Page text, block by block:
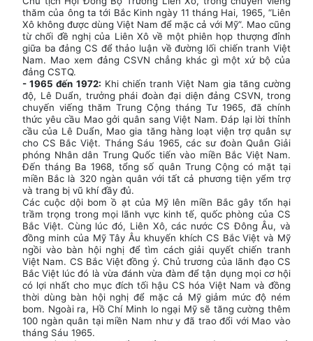
thăm của ông ta tới Bắc Kinh ngày 11 tháng Hai, 1965, “Liên
Xô không được dùng Việt Nam để mặc cả với Mỹ”. Mao cũng
từ chối đề nghị của Liên Xô về một phiên họp thượng đỉnh
giữa ba đảng CS để thảo luận về đường lối chiến tranh Việt
Nam. Mao xem đảng CSVN chẳng khác gì một xứ bộ của
đảng CSTQ.
- 1965 đến 1972: Khi chiến tranh Việt Nam gia tăng cường
độ, Lê Duẩn, trưởng phái đoàn đại diện đảng CSVN, trong
chuyến viếng thăm Trung Cộng tháng Tư 1965, đã chính
thức yêu cầu Mao gởi quân sang Việt Nam. Đáp lại lời thỉnh
cầu của Lê Duẩn, Mao gia tăng hàng loạt viện trợ quân sự
cho CS Bắc Việt. Tháng Sáu 1965, các sư đoàn Quân Giải
phóng Nhân dân Trung Quốc tiến vào miền Bắc Việt Nam.
Đến tháng Ba 1968, tổng số quân Trung Cộng có mặt tại
miền Bắc là 320 ngàn quân với tất cả phương tiện yểm trợ
và trang bị vũ khí đầy đủ.
Các cuộc dội bom ồ ạt của Mỹ lên miền Bắc gây tổn hại
trầm trọng trong mọi lãnh vực kinh tế, quốc phòng của CS
Bắc Việt. Cùng lúc đó, Liên Xô, các nước CS Đông Âu, và
đồng minh của Mỹ Tây Âu khuyến khích CS Bắc Việt và Mỹ
ngồi vào bàn hội nghị để tìm cách giải quyết chiến tranh
Việt Nam. CS Bắc Việt đồng ý. Chủ trương của lãnh đạo CS
Bắc Việt lúc đó là vừa đánh vừa đàm để tận dụng mọi cơ hội
có lợi nhất cho mục đích tối hậu CS hóa Việt Nam và đồng
thời dùng bàn hội nghị để mặc cả Mỹ giảm mức độ ném
bom. Ngoài ra, Hồ Chí Minh lo ngại Mỹ sẽ tăng cường thêm
100 ngàn quân tại miền Nam như y đã trao đổi với Mao vào
tháng Sáu 1965.